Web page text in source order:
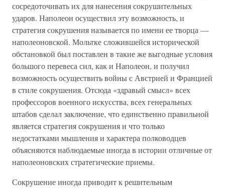
сосредоточивать их для нанесения сокрушительных
ударов. Наполеон осуществил эту возможность, и
стратегия сокрушения называется по имени ее творца —
наполеоновской. Мольтке сложившейся исторической
обстановкой был поставлен в такие же выгодные условия
большого перевеса сил, как и Наполеон, и получил
возможность осуществить войны с Австрией и Францией
в стиле сокрушения. Отсюда «здравый смысл» всех
профессоров военного искусства, всех генеральных
штабов сделал заключение, что единственно правильной
является стратегия сокрушения и что только
недостатками мышления и характера полководцев
объясняются наблюдаемые иногда в истории отличные от
наполеоновских стратегические приемы.
Сокрушение иногда приводит к решительным